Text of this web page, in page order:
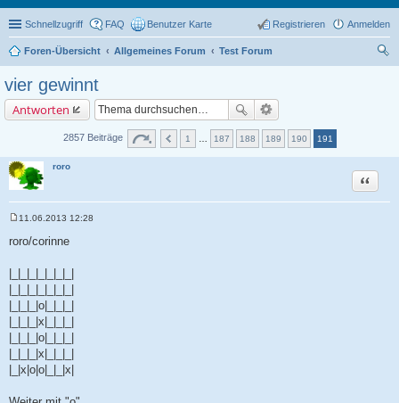
Schnellzugriff FAQ Benutzer Karte Anmelden
Registrieren
Foren-Übersicht Allgemeines Forum
Test Forum
vier gewinnt
Antworten
2857 Beiträge 1 187 188 189 190 191
roro
Zitat
i
r
a
11.06.2013 12:28
roro/corinne
|_|_|_|o|_|_|_|
|_|_|_|x|_|_|_|
|_|_|_|o|_|_|_|
|_|_|_|x|_|_|_|
|_|x|o|o|_|_|x|